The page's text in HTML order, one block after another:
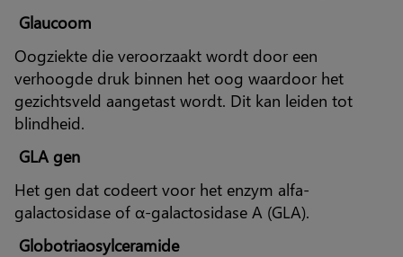
Glaucoom
Oogziekte die veroorzaakt wordt door een
verhoogde druk binnen het oog waardoor het
gezichtsveld aangetast wordt. Dit kan leiden tot
blindheid.
GLA gen
Het gen dat codeert voor het enzym alfa-
galactosidase of α-galactosidase A (GLA).
Globotriaosylceramide